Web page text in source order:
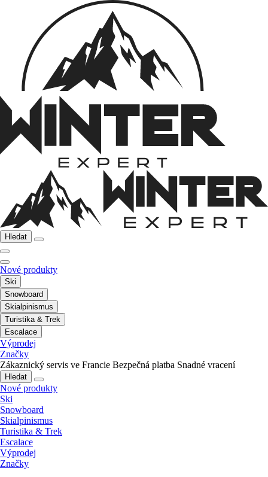
Hledat
Nové produkty
Ski
Snowboard
Skialpinismus
Turistika & Trek
Escalace
Výprodej
Značky
Zákaznický servis ve Francie Bezpečná platba Snadné vracení
Hledat
Nové produkty
Ski
Snowboard
Skialpinismus
Turistika & Trek
Escalace
Výprodej
Značky